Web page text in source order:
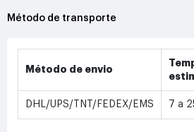
Método de transporte
Método de envio
DHL/UPS/TNT/FEDEX/EMS 7 a